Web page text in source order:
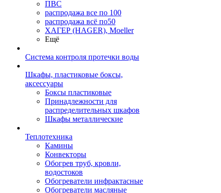
ПВС
распродажа все по 100
распродажа всё по50
ХАГЕР (HAGER), Moeller
Ещё
Система контроля протечки воды
Шкафы, пластиковые боксы,
аксессуары
Боксы пластиковые
Принадлежности для
распределительных шкафов
Шкафы металлические
Теплотехника
Камины
Конвекторы
Обогрев труб, кровли,
водостоков
Обогреватели инфрактасные
Обогреватели масляные